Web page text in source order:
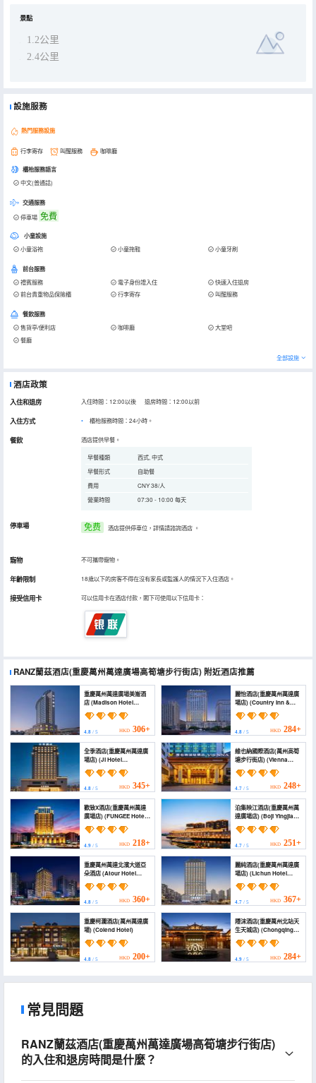
景點
1.2公里
2.4公里
設施服務
熱門服務設施
行李寄存 叫醒服務 咖啡廳
櫃枱服務語言
中文(普通話)
交通服務
停車場 免費
小童設施
小童浴袍 小童拖鞋 小童牙刷
前台服務
禮賓服務 電子身份證入住
快速入住退房
前台貴重物品保險櫃
行李寄存 叫醒服務
餐飲服務
售貨亭/便利店 咖啡廳
大堂吧
餐廳
全部設施
酒店政策
入住和退房 入住時間：12:00以後 退房時間：12:00以前
入住方式 櫃枱服務時間：24小時。
餐飲 酒店提供早餐。
早餐種類
西式, 中式
早餐形式
自助餐
費用
CNY 38/人
營業時間
07:30 - 10:00 每天
停車場 免费 酒店提供停車位，詳情請諮詢酒店 。
寵物 不可攜帶寵物。
年齡限制 18歲以下的房客不得在沒有家長或監護人的情況下入住酒店。
接受信用卡 可以信用卡在酒店付款，閣下可使用以下信用卡：
RANZ蘭茲酒店(重慶萬州萬達廣場高筍塘步行街店) 附近酒店推薦
重慶萬州萬達廣場美崙酒
店 (Madison Hotel
Chongqing Wanzhou
Wanda Plaza)
4.8 / 5 HKD 306+
麗怡酒店(重慶萬州萬達廣
場店) (Country Inn &
Suites by Radisson
Chongqing Wanzhou
Wanda Plaza)
4.8/ 5 HKD 284+
全季酒店(重慶萬州萬達廣
場店) (JI Hotel
(Chongqing Wanzhou
Wanda Plaza))
4.8 / 5 HKD 345+
維也納國際酒店(萬州高筍
塘步行街店) (Vienna
International Hotel
(Wanzhou Gaosuntang
Pedestrian Street
Branch))
4.7/ 5 HKD 248+
歡致X酒店(重慶萬州萬達
廣場店) (FUNGEE Hotel
(Wanzhou Wanda
Plaza, Chongqing))
4.9 / 5 HKD 218+
泊集映江酒店(重慶萬州萬
達廣場店) (Boji Yingjiang
Hotel (Chongqing
Wanzhou Wanda
4.7/ 5 HKD 251+
重慶萬州萬達北濱大道亞
朵酒店 (Atour Hotel
Chongqing Wanzhou
Wanda Beibin Avenue)
4.8 / 5 HKD 360+
麗純酒店(重慶萬州萬達廣
場店) (Lichun Hotel
(Wanzhou Branch))
4.7/ 5 HKD 367+
重慶柯瀾酒店(萬州萬達廣
場) (Colend Hotel)
4.8 / 5 HKD 200+
隱沫酒店(重慶萬州北站天
生天城店) (Chongqing
Wanzhou Tiancheng
City Hidden Foam
4.9/ 5 HKD 284+
常見問題
RANZ蘭茲酒店(重慶萬州萬達廣場高筍塘步行街店)
的入住和退房時間是什麼？